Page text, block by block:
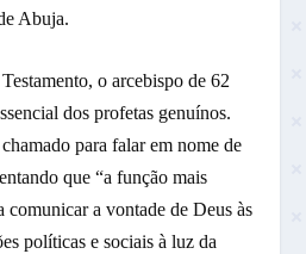
Abuja.
o arcebispo de 62
dos profetas genuínos.
para falar em nome de
que “a função mais
comunicar a vontade de Deus às
políticas e sociais à luz da